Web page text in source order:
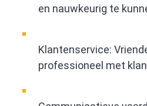
en nauwkeurig te
Klantenservice:
professioneel met